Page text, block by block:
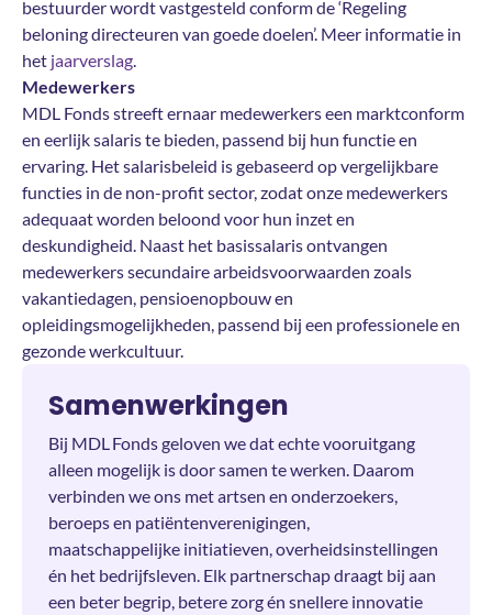
bestuurder wordt vastgesteld conform de ‘Regeling
beloning directeuren van goede doelen’. Meer informatie in
het jaarverslag.
Medewerkers
MDL Fonds streeft ernaar medewerkers een marktconform
en eerlijk salaris te bieden, passend bij hun functie en
ervaring. Het salarisbeleid is gebaseerd op vergelijkbare
functies in de non-profit sector, zodat onze medewerkers
adequaat worden beloond voor hun inzet en
deskundigheid. Naast het basissalaris ontvangen
medewerkers secundaire arbeidsvoorwaarden zoals
vakantiedagen, pensioenopbouw en
opleidingsmogelijkheden, passend bij een professionele en
gezonde werkcultuur.
Samenwerkingen
Bij MDL Fonds geloven we dat echte vooruitgang
alleen mogelijk is door samen te werken. Daarom
verbinden we ons met artsen en onderzoekers,
beroeps en patiëntenverenigingen,
maatschappelijke initiatieven, overheidsinstellingen
én het bedrijfsleven. Elk partnerschap draagt bij aan
een beter begrip, betere zorg én snellere innovatie